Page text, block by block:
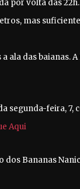
por volta das
mas
ala das baianas.
segunda-feira, 7,
Aqui
Bananas